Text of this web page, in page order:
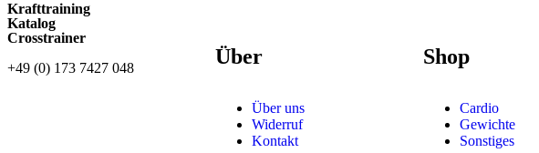
Krafttraining
Katalog
Crosstrainer
+49 (0) 173 7427 048
Über
Über uns
Widerruf
Kontakt
Shop
Cardio
Gewichte
Sonstiges